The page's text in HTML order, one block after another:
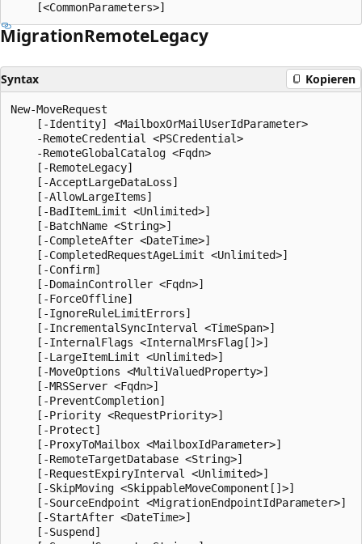
MigrationRemoteLegacy
Syntax Kopieren
New-MoveRequest
    [-Identity] <MailboxOrMailUserIdParameter>
    -RemoteCredential <PSCredential>
    -RemoteGlobalCatalog <Fqdn>
    [-RemoteLegacy]
    [-AcceptLargeDataLoss]
    [-AllowLargeItems]
    [-BadItemLimit <Unlimited>]
    [-BatchName <String>]
    [-CompleteAfter <DateTime>]
    [-CompletedRequestAgeLimit <Unlimited>]
    [-Confirm]
    [-DomainController <Fqdn>]
    [-ForceOffline]
    [-IgnoreRuleLimitErrors]
    [-IncrementalSyncInterval <TimeSpan>]
    [-InternalFlags <InternalMrsFlag[]>]
    [-LargeItemLimit <Unlimited>]
    [-MoveOptions <MultiValuedProperty>]
    [-MRSServer <Fqdn>]
    [-PreventCompletion]
    [-Priority <RequestPriority>]
    [-Protect]
    [-ProxyToMailbox <MailboxIdParameter>]
    [-RemoteTargetDatabase <String>]
    [-RequestExpiryInterval <Unlimited>]
    [-SkipMoving <SkippableMoveComponent[]>]
    [-SourceEndpoint <MigrationEndpointIdParameter>]
    [-StartAfter <DateTime>]
    [-Suspend]